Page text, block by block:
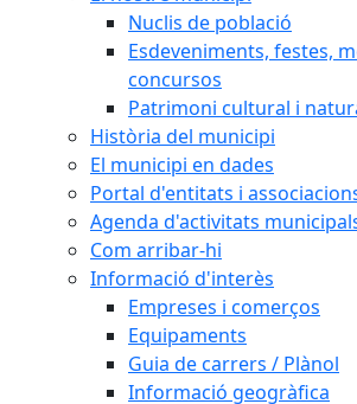
Nuclis de població
Esdeveniments, festes,
concursos
Patrimoni cultural i
Història del municipi
El municipi en dades
Portal d'entitats i
Agenda d'activitats
Com arribar-hi
Informació d'interès
Empreses i comerços
Equipaments
Guia de carrers / Plànol
Informació geogràfica